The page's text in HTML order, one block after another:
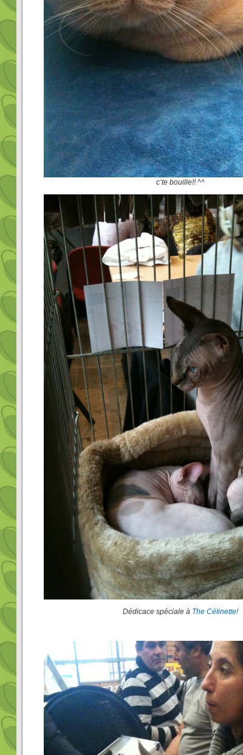
c’te bouille!! ^^
Dédicace spéciale à The Célinette!